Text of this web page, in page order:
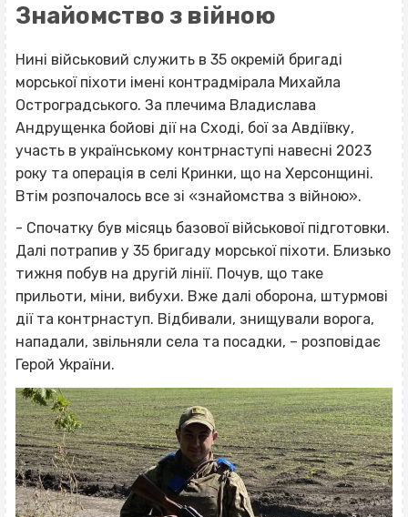
Знайомство з війною
Нині військовий служить в 35 окремій бригаді
морської піхоти імені контрадмірала Михайла
Остроградського. За плечима Владислава
Андрущенка бойові дії на Сході, бої за Авдіївку,
участь в українському контрнаступі навесні 2023
року та операція в селі Кринки, що на Херсонщині.
Втім розпочалось все зі «знайомства з війною».
- Спочатку був місяць базової військової підготовки.
Далі потрапив у 35 бригаду морської піхоти. Близько
тижня побув на другій лінії. Почув, що таке
прильоти, міни, вибухи. Вже далі оборона, штурмові
дії та контрнаступ. Відбивали, знищували ворога,
нападали, звільняли села та посадки, – розповідає
Герой України.